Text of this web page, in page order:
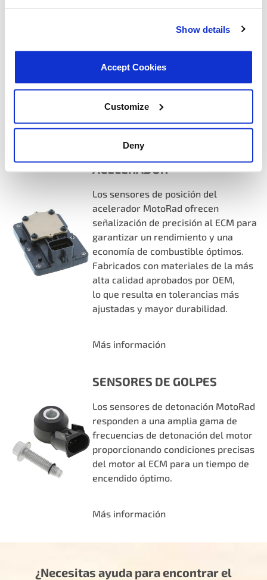
Show details
Accept Cookies
Customize
Deny
de tu vehículo, el encendido y la
distribución variable de válvulas, el
cambio de marchas de la transmisión
Más información
SENSORES DE POSICIÓN DEL
ACELERADOR
Los sensores de posición del
acelerador MotoRad ofrecen
señalización de precisión al ECM para
garantizar un rendimiento y una
economía de combustible óptimos.
Fabricados con materiales de la más
alta calidad aprobados por OEM,
lo que resulta en tolerancias más
ajustadas y mayor durabilidad.
Más información
SENSORES DE GOLPES
Los sensores de detonación MotoRad
responden a una amplia gama de
frecuencias de detonación del motor
proporcionando condiciones precisas
del motor al ECM para un tiempo de
encendido óptimo.
Más información
¿Necesitas ayuda para encontrar el